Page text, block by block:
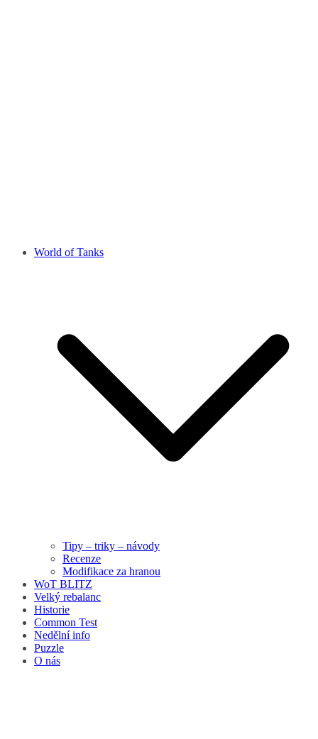
World of Tanks
Tipy – triky – návody
Recenze
Modifikace za hranou
WoT BLITZ
Velký rebalanc
Historie
Common Test
Nedělní info
Puzzle
O nás